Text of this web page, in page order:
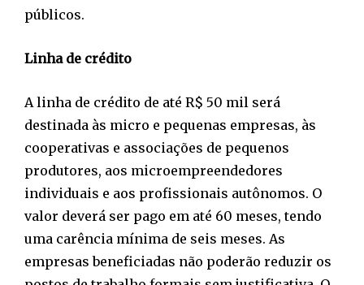
públicos.
Linha de crédito
A linha de crédito de até R$ 50 mil será
destinada às micro e pequenas empresas, às
cooperativas e associações de pequenos
produtores, aos microempreendedores
individuais e aos profissionais autônomos. O
valor deverá ser pago em até 60 meses, tendo
uma carência mínima de seis meses. As
empresas beneficiadas não poderão reduzir os